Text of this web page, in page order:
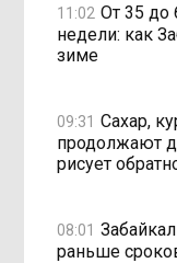
11:02 От 35 до
недели: как
зиме
09:31 Сахар,
продолжают
рисует
08:01
раньше